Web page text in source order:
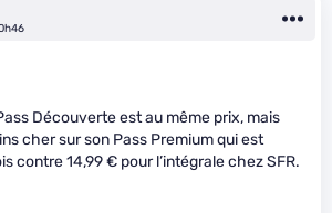
Découverte est au même prix, mais
cher sur son Pass Premium qui est
contre 14,99 € pour l’intégrale chez SFR.